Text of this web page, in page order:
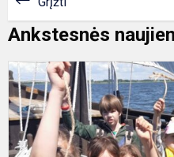
Ankstesnės